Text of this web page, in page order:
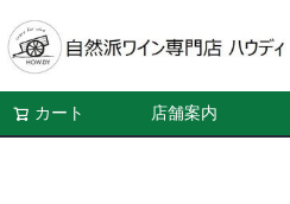
カート 店舗案内